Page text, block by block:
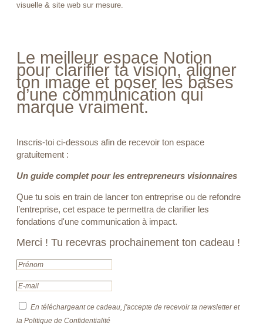
visuelle & site web sur mesure.
Le meilleur espace Notion
pour clarifier ta vision, aligner
ton image et poser les bases
d’une communication qui
marque vraiment.
Inscris-toi ci-dessous afin de recevoir ton espace
gratuitement :
Un guide complet pour les entrepreneurs visionnaires
Que tu sois en train de lancer ton entreprise ou de refondre
l’entreprise, cet espace te permettra de clarifier les
fondations d'une communication à impact.
Merci ! Tu recevras prochainement ton cadeau !
En téléchargeant ce cadeau, j'accepte de recevoir ta newsletter et
la Politique de Confidentialité